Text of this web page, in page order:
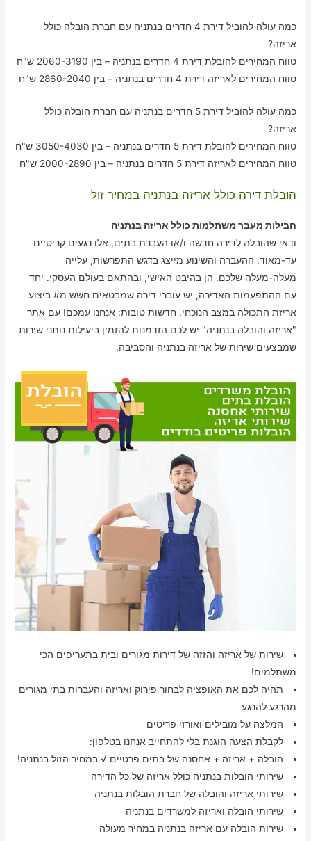
כמה עולה להוביל דירת 4 חדרים בנתניה עם חברת הובלה כולל
אריזה?
טווח המחירים להובלת דירת 4 חדרים בנתניה – בין 2060-3190 ש"ח
טווח המחירים לאריזה דירת 4 חדרים בנתניה – בין 2860-2040 ש"ח
כמה עולה להוביל דירת 5 חדרים בנתניה עם חברת הובלה כולל
אריזה?
טווח המחירים להובלת דירת 5 חדרים בנתניה – בין 3050-4030 ש"ח
טווח המחירים לאריזה דירת 5 חדרים בנתניה – בין 2000-2890 ש"ח
הובלת דירה כולל אריזה בנתניה במחיר זול
חבילות מעבר משתלמות כולל אריזה בנתניה
ודאי שהובלה לדירה חדשה ו/או העברת בתים, אלו רגעים קריטיים
עד-מאוד. ההעברה והשינוע מייצג בדגש התפרשות, עלייה
מעלה-מעלה שלכם. הן בהיבט האישי, ובהתאם בעולם העסקי. יחד
עם ההתפעמות האדירה, יש עוברי דירה שמבטאים חשש מ# ביצוע
אריזת התכולה במצב הנוכחי. חדשות טובות: אנחנו עמכם! עם אתר
"אריזה והובלה בנתניה" יש לכם הזדמנות להזמין ביעילות נותני שירות
שמבצעים שירות של אריזה בנתניה והסביבה.
שירות של אריזה והזזה של דירות מגורים ובית בתעריפים הכי
משתלמים!
תהיה לכם את האופציה לבחור פירוק ואריזה והעברות בתי מגורים
מהרגע להרגע
המלצה על מובילים ואורזי פריטים
לקבלת הצעה הוגנת בלי להתחייב אנחנו בטלפון:
הובלה + אריזה + אחסנה של בתים פרטיים √ במחיר הזול בנתניה!
שירותי הובלות בנתניה כולל אריזה של כל הדירה
שירותי אריזה והובלה של חברת הובלות בנתניה
שירותי הובלה ואריזה למשרדים בנתניה
שירות הובלה עם אריזה בנתניה במחיר מעולה